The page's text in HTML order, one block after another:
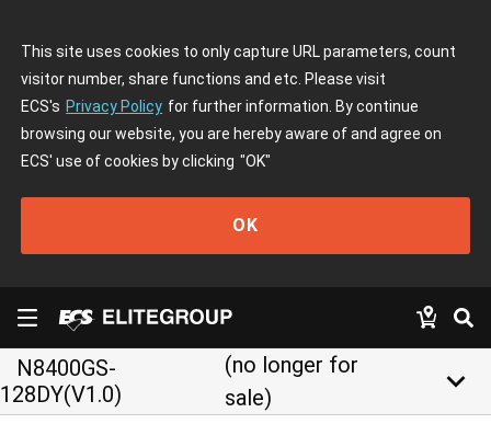
This site uses cookies to only capture URL parameters, count
visitor number, share functions and etc. Please visit
ECS's Privacy Policy for further information. By continue
browsing our website, you are hereby aware of and agree on
ECS' use of cookies by clicking "OK"
OK
N8400GS-
128DY(V1.0)
(no longer for
sale)
keyboard_arrow_down